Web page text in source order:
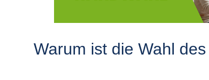
Warum ist die Wahl